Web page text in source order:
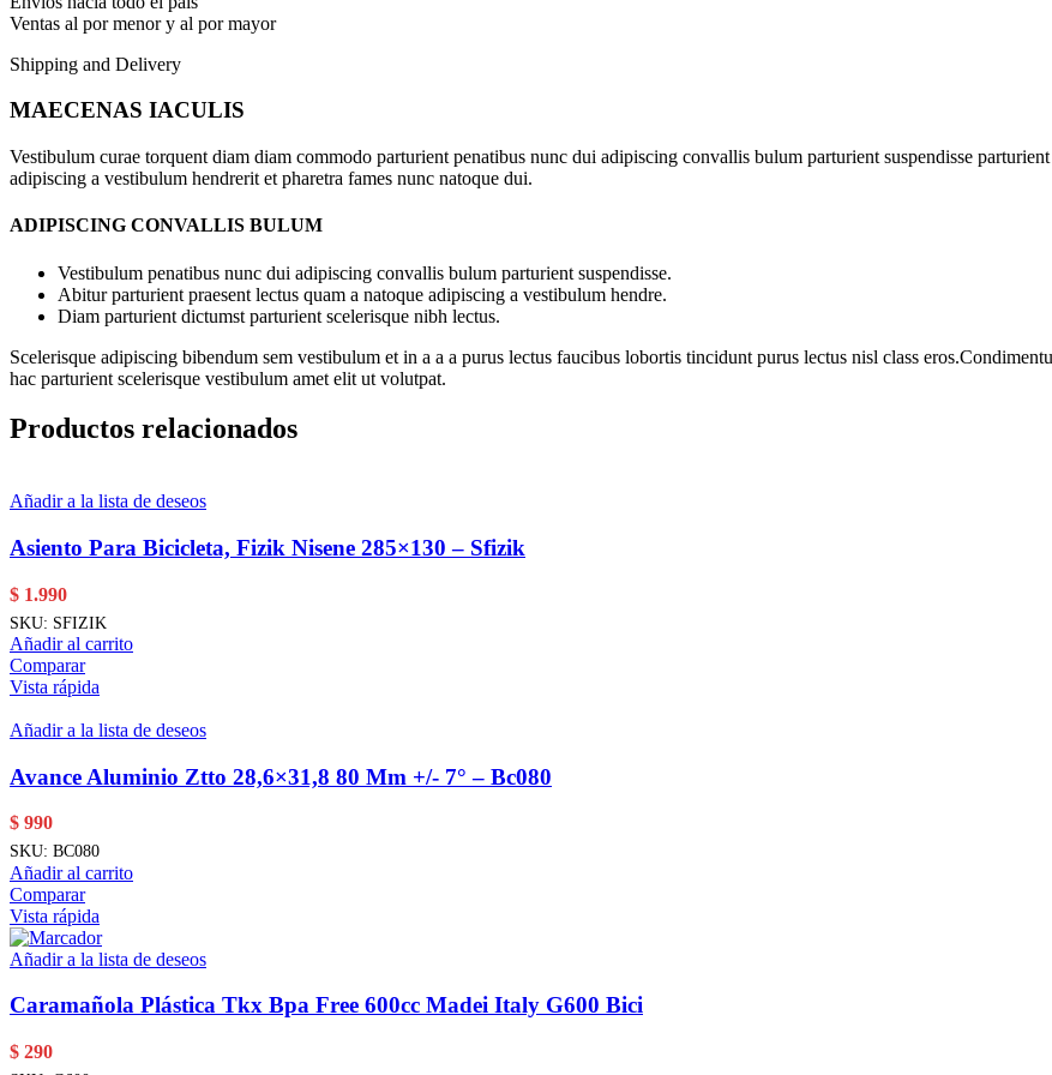
Ventas al por menor y al por mayor
Shipping and Delivery
MAECENAS IACULIS
Vestibulum curae torquent diam diam commodo parturient penatibus nunc dui adipiscing convallis bulum parturient suspendisse
adipiscing a vestibulum hendrerit et pharetra fames nunc natoque dui.
ADIPISCING CONVALLIS BULUM
Vestibulum penatibus nunc dui adipiscing convallis bulum parturient suspendisse.
Abitur parturient praesent lectus quam a natoque adipiscing a vestibulum hendre.
Diam parturient dictumst parturient scelerisque nibh lectus.
Scelerisque adipiscing bibendum sem vestibulum et in a a a purus lectus faucibus lobortis tincidunt purus lectus nisl class
hac parturient scelerisque vestibulum amet elit ut volutpat.
Productos relacionados
Añadir a la lista de deseos
Asiento Para Bicicleta, Fizik Nisene 285×130 – Sfizik
$ 1.990
SKU: SFIZIK
Añadir al carrito
Comparar
Vista rápida
Añadir a la lista de deseos
Avance Aluminio Ztto 28,6×31,8 80 Mm +/- 7° – Bc080
$ 990
SKU: BC080
Añadir al carrito
Comparar
Vista rápida
Añadir a la lista de deseos
Caramañola Plástica Tkx Bpa Free 600cc Madei Italy G600 Bici
$ 290